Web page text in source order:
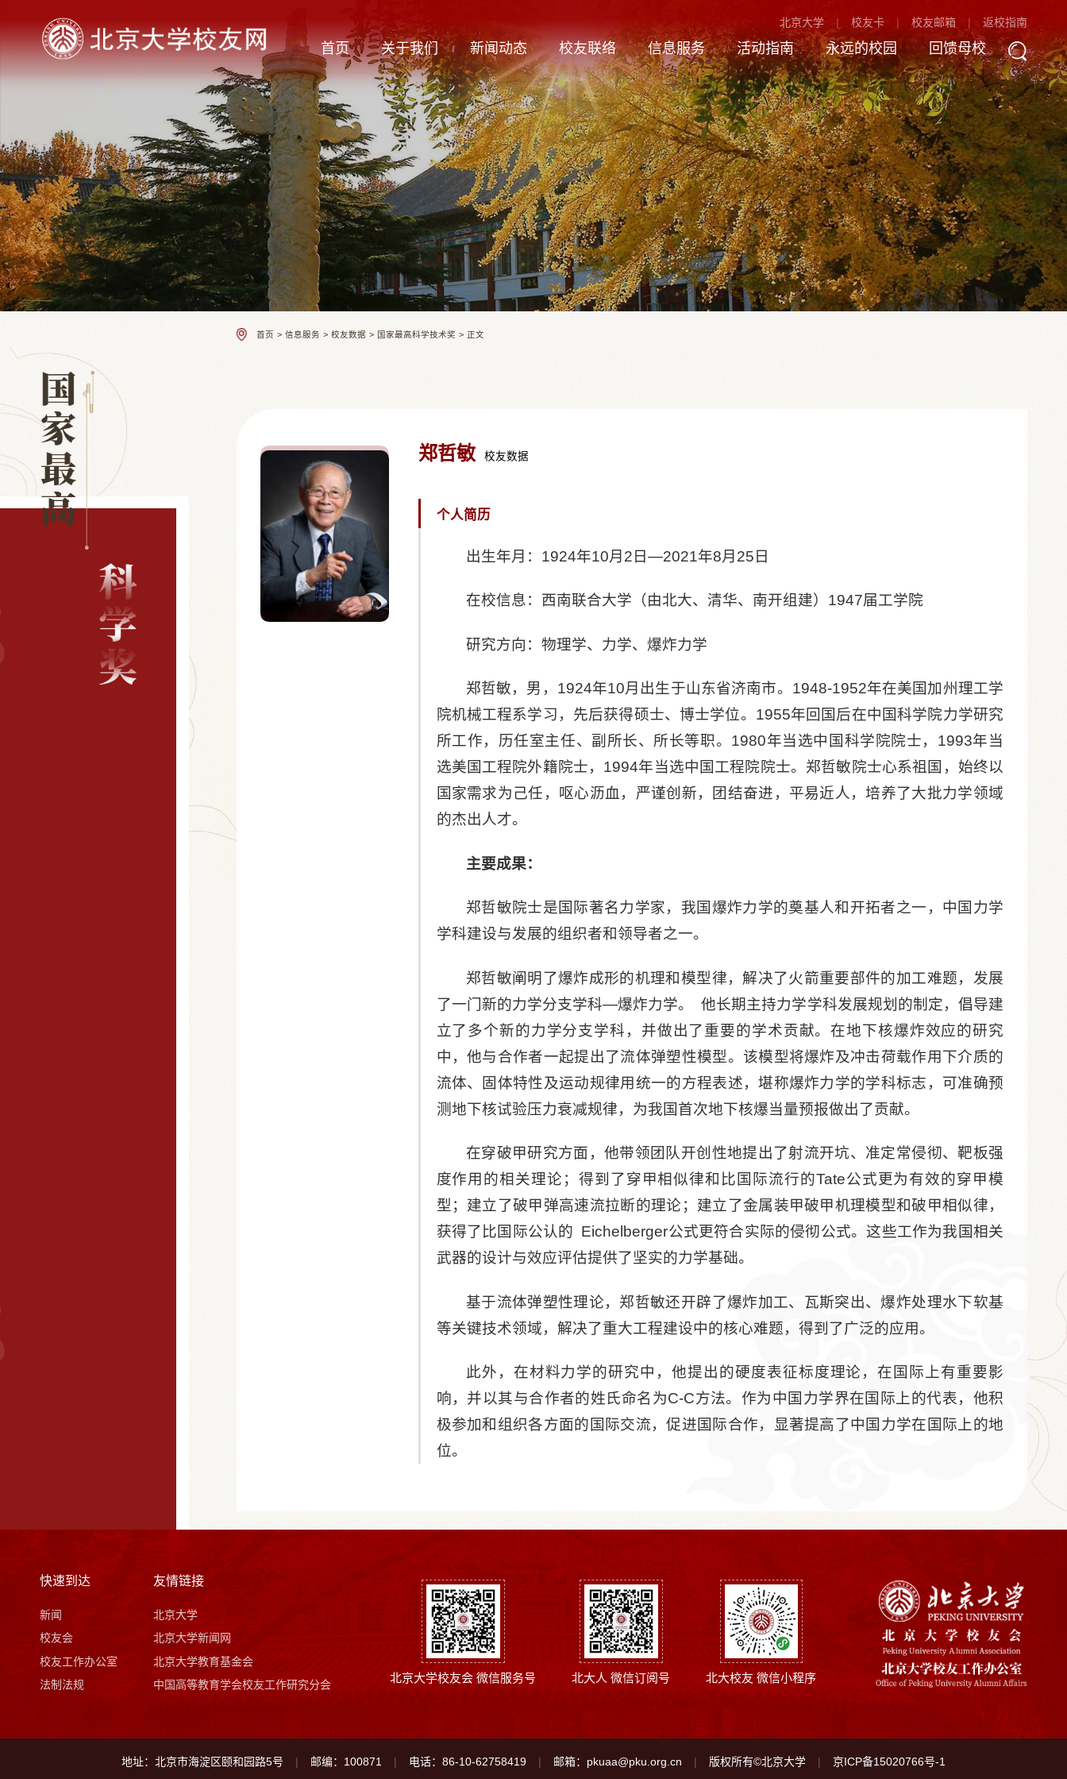
北京大学 校友卡 校友邮箱 返校指南
首页 关于我们 新闻动态 校友联络 信息服务 活动指南 永远的校园 回馈母校
首页 > 信息服务 > 校友数据 > 国家最高科学技术奖 > 正文
郑哲敏 校友数据
个人简历
出生年月：1924年10月2日—2021年8月25日
在校信息：西南联合大学（由北大、清华、南开组建） 1947届工学院
研究方向：物理学、力学、爆炸力学
郑哲敏，男，1924年10月出生于山东省济南市。1948-1952年在美国加州理工学
院机械工程系学习，先后获得硕士、博士学位。1955年回国后在中国科学院力学研究
所工作，历任室主任、副所长、所长等职。1980年当选中国科学院院士，1993年当
选美国工程院外籍院士，1994年当选中国工程院院士。郑哲敏院士心系祖国，始终以
国家需求为己任，呕心沥血，严谨创新，团结奋进，平易近人，培养了大批力学领域
的杰出人才。
主要成果：
郑哲敏院士是国际著名力学家，我国爆炸力学的奠基人和开拓者之一，中国力学
学科建设与发展的组织者和领导者之一。
郑哲敏阐明了爆炸成形的机理和模型律，解决了火箭重要部件的加工难题，发展
了一门新的力学分支学科—爆炸力学。 他长期主持力学学科发展规划的制定，倡导建
立了多个新的力学分支学科，并做出了重要的学术贡献。在地下核爆炸效应的研究
中，他与合作者一起提出了流体弹塑性模型。该模型将爆炸及冲击荷载作用下介质的
流体、固体特性及运动规律用统一的方程表述，堪称爆炸力学的学科标志，可准确预
测地下核试验压力衰减规律，为我国首次地下核爆当量预报做出了贡献。
在穿破甲研究方面，他带领团队开创性地提出了射流开坑、准定常侵彻、靶板强
度作用的相关理论；得到了穿甲相似律和比国际流行的Tate公式更为有效的穿甲模
型；建立了破甲弹高速流拉断的理论；建立了金属装甲破甲机理模型和破甲相似律，
获得了比国际公认的 Eichelberger公式更符合实际的侵彻公式。这些工作为我国相关
武器的设计与效应评估提供了坚实的力学基础。
基于流体弹塑性理论，郑哲敏还开辟了爆炸加工、瓦斯突出、爆炸处理水下软基
等关键技术领域，解决了重大工程建设中的核心难题，得到了广泛的应用。
此外，在材料力学的研究中，他提出的硬度表征标度理论，在国际上有重要影
响，并以其与合作者的姓氏命名为C-C方法。作为中国力学界在国际上的代表，他积
极参加和组织各方面的国际交流，促进国际合作，显著提高了中国力学在国际上的地
位。
快速到达
新闻
校友会
校友工作办公室
法制法规
友情链接
北京大学
北京大学新闻网
北京大学教育基金会
中国高等教育学会校友工作研究分会
北京大学校友会 微信服务号 北大人 微信订阅号 北大校友 微信小程序
地址：北京市海淀区颐和园路5号 邮编：100871 电话：86-10-62758419 邮箱：pkuaa@pku.org.cn 版权所有©北京大学 京ICP备15020766号-1